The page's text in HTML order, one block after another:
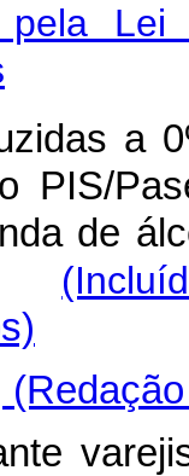
pela
a
PIS/
de